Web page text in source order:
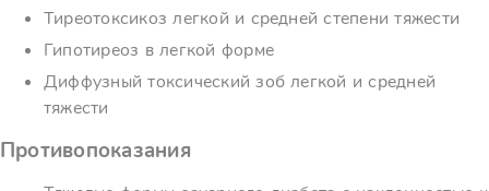
Тиреотоксикоз легкой и средней степени тяжести
Гипотиреоз в легкой форме
Диффузный токсический зоб легкой и средней
тяжести
Противопоказания